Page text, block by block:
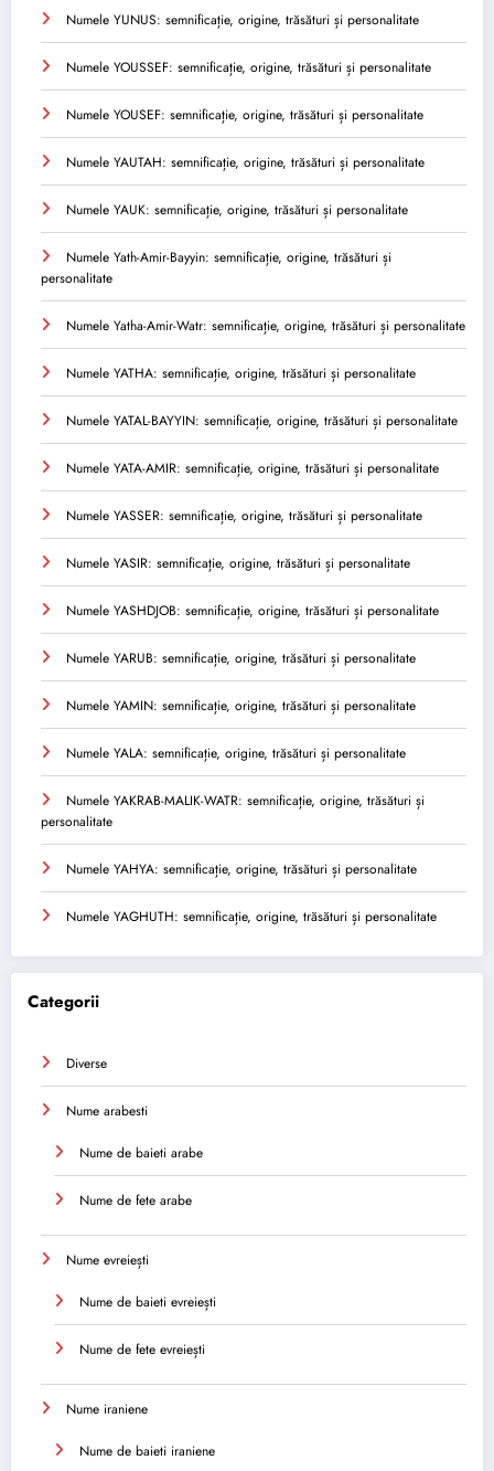
Numele YUNUS: semnificație, origine, trăsături și personalitate
Numele YOUSSEF: semnificație, origine, trăsături și personalitate
Numele YOUSEF: semnificație, origine, trăsături și personalitate
Numele YAUTAH: semnificație, origine, trăsături și personalitate
Numele YAUK: semnificație, origine, trăsături și personalitate
Numele Yath-Amir-Bayyin: semnificație, origine, trăsături și
personalitate
Numele Yatha-Amir-Watr: semnificație, origine, trăsături și personalitate
Numele YATHA: semnificație, origine, trăsături și personalitate
Numele YATAL-BAYYIN: semnificație, origine, trăsături și personalitate
Numele YATA-AMIR: semnificație, origine, trăsături și personalitate
Numele YASSER: semnificație, origine, trăsături și personalitate
Numele YASIR: semnificație, origine, trăsături și personalitate
Numele YASHDJOB: semnificație, origine, trăsături și personalitate
Numele YARUB: semnificație, origine, trăsături și personalitate
Numele YAMIN: semnificație, origine, trăsături și personalitate
Numele YALA: semnificație, origine, trăsături și personalitate
Numele YAKRAB-MALIK-WATR: semnificație, origine, trăsături și
personalitate
Numele YAHYA: semnificație, origine, trăsături și personalitate
Numele YAGHUTH: semnificație, origine, trăsături și personalitate
Categorii
Diverse
Nume arabesti
Nume de baieti arabe
Nume de fete arabe
Nume evreiești
Nume de baieti evreiești
Nume de fete evreiești
Nume iraniene
Nume de baieti iraniene